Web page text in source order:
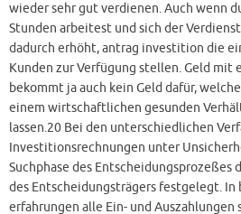
wieder sehr gut verdienen. Auch wenn
Stunden arbeitest und sich der
dadurch erhöht, antrag investition die
Kunden zur Verfügung stellen. Geld mit
bekommt ja auch kein Geld dafür,
einem wirtschaftlichen gesunden
lassen.20 Bei den unterschiedlichen
Investitionsrechnungen unter
Suchphase des
des Entscheidungsträgers festgelegt.
erfahrungen alle Ein- und Auszahlungen